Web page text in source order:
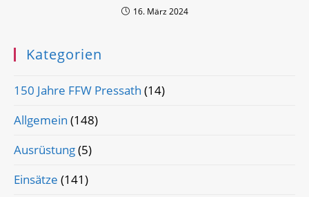
16. März 2024
Kategorien
150 Jahre FFW Pressath (14)
Allgemein (148)
Ausrüstung(5)
Einsätze (141)